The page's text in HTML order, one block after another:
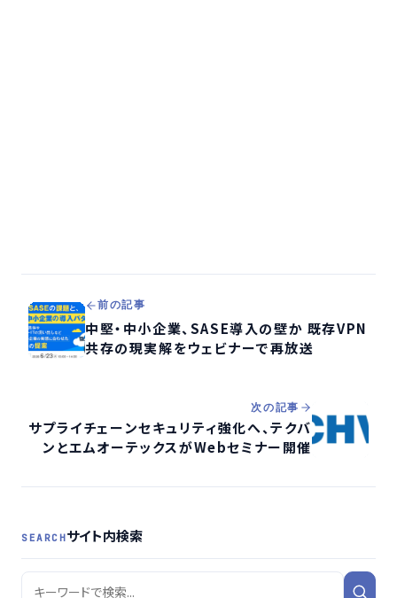
前の記事
中堅・中小企業、SASE導入の壁か 既存VPN
共存の現実解をウェビナーで再放送
次の記事
サプライチェーンセキュリティ強化へ、テクバ
ンとエムオーテックスがWebセミナー開催
SEARCHサイト内検索